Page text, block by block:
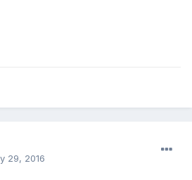
29, 2016